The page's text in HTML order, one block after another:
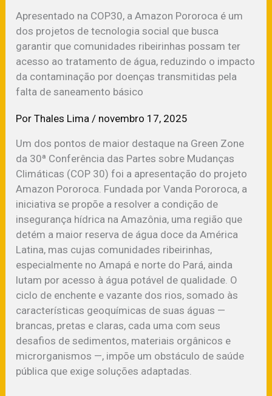
Apresentado na COP30, a Amazon Pororoca é um
dos projetos de tecnologia social que busca
garantir que comunidades ribeirinhas possam ter
acesso ao tratamento de água, reduzindo o impacto
da contaminação por doenças transmitidas pela
falta de saneamento básico
PorThales Lima/ novembro 17, 2025
Um dos pontos de maior destaque na Green Zone
da 30ª Conferência das Partes sobre Mudanças
Climáticas (COP 30) foi a apresentação do projeto
Amazon Pororoca. Fundada por Vanda Pororoca, a
iniciativa se propõe a resolver a condição de
insegurança hídrica na Amazônia, uma região que
detém a maior reserva de água doce da América
Latina, mas cujas comunidades ribeirinhas,
especialmente no Amapá e norte do Pará, ainda
lutam por acesso à água potável de qualidade. O
ciclo de enchente e vazante dos rios, somado às
características geoquímicas de suas águas —
brancas, pretas e claras, cada uma com seus
desafios de sedimentos, materiais orgânicos e
microrganismos —, impõe um obstáculo de saúde
pública que exige soluções adaptadas.